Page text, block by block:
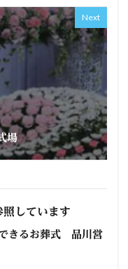
Next
場
照しています
きるお葬式 品川営